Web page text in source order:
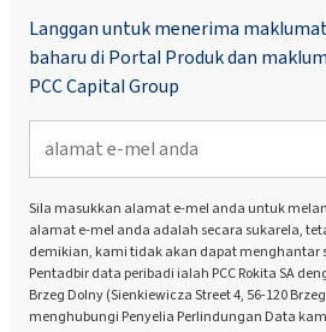
Langgan untuk menerima
baharu di Portal Produk dan
PCC Capital Group
Sila masukkan alamat e-mel anda untuk
alamat e-mel anda adalah secara sukarela,
demikian, kami tidak akan dapat menghantar
Pentadbir data peribadi ialah PCC Rokita SA
Brzeg Dolny (Sienkiewicza Street 4, 56-120
menghubungi Penyelia Perlindungan Data